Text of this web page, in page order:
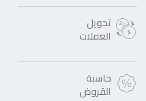
تحويل
العملات
حاسبة
القروض